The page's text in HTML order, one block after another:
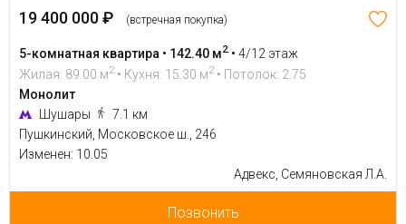
19 400 000 ₽ (встречная покупка)
5-комнатная квартира • 142.40 м2 • 4/12 этаж
Жилая: 89.00 м2 • Кухня: 15.30 м2 • Потолок: 2.75
Монолит
Шушары
7.1 км
Пушкинский, Московское ш., 246
Изменен: 10.05
Адвекс, Семяновская Л.А.
Позвонить